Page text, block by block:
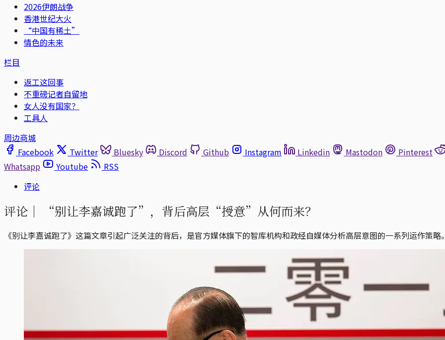
2026伊朗战争
香港世纪大火
“中国有稀土”
情色的未来
栏目
返工这回事
不重磅记者自留地
女人没有国家？
工具人
周边商城
Facebook
Twitter Bluesky Discord Github Instagram Linkedin Mastodon
Pinterest
Whatsapp
Youtube
RSS
评论
评论｜ “别让李嘉诚跑了”，背后高层“授意”从何而来？
《别让李嘉诚跑了》这篇文章引起广泛关注的背后，是官方媒体旗下的智库机构和政经自媒体分析高层意图的一系列运作策略